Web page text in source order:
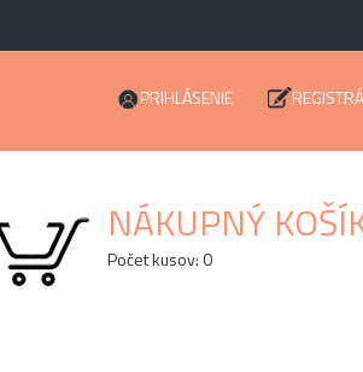
PRIHLÁSENIE
NÁKUPNÝ
Počet kusov: 0